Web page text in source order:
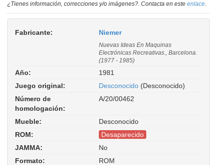
¿Tienes información, correcciones y/o imágenes?. Contacta en este enlace.
Fabricante: Niemer
Nuevas Ideas En Maquinas
Electrónicas Recreativas., Barcelona.
(1977 - 1985)
Año:
1981
Juego original:
Desconocido (Desconocido)
Número de
homologación:
A/20/00462
Mueble:
Desconocido
ROM:
Desaparecido
JAMMA:
No
Formato:
ROM